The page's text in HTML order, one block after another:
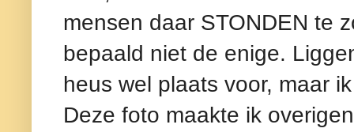
mensen daar STONDEN te
bepaald niet de enige.
heus wel plaats voor, maar
Deze foto maakte ik